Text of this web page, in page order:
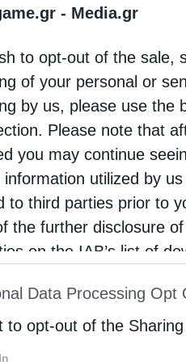
- Media.gr
to opt-out of the sale,
of your personal or
by us, please use the
Please note that
you may continue
information utilized by
to third parties prior to
the further disclosure
on the IAB’s list of
of Downstream
parties.
Data Processing Opt
to opt-out of the
βαθμός απόδοσης
οι επενδυτές σε
για έργα με
να έχει εύλογα
τονίζουν
να ζητούν
αναφερθεί
ότι τα
δυσκολίες. Σύμφωνα με
για αυτόν τον
Αντίστοιχη
να επικρατεί η
χρόνο με